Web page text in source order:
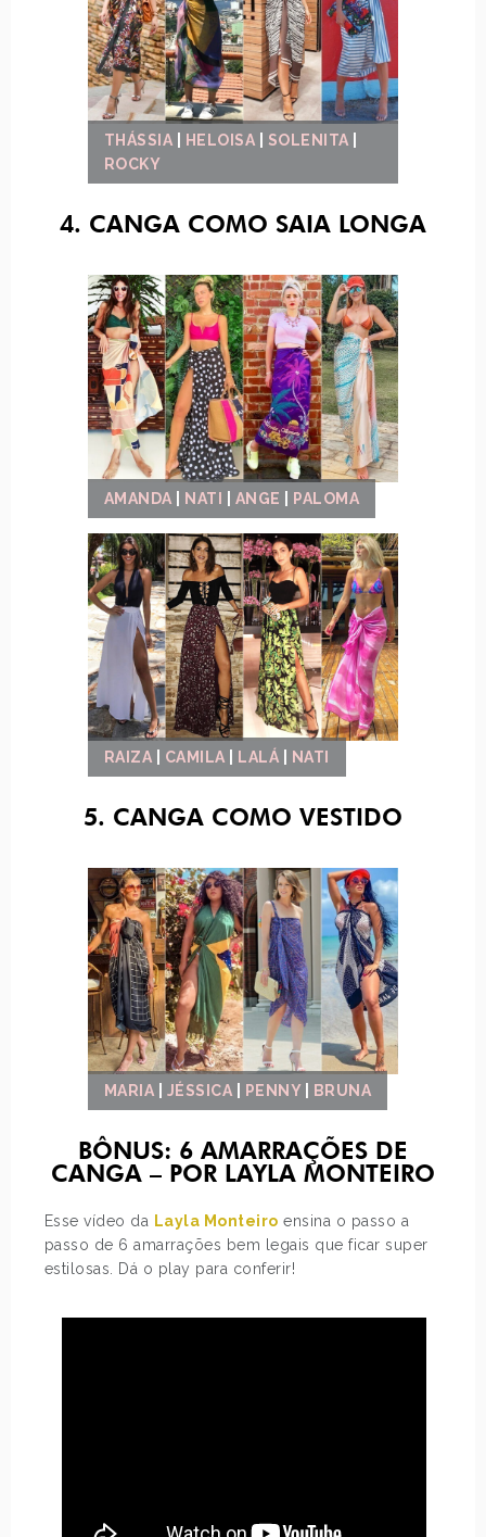
THÁSSIA HELOISA SOLENITA
ROCKY
4. CANGA COMO SAIA LONGA
AMANDA NATI ANGE PALOMA
RAIZA CAMILA LALÁ NATI
5. CANGA COMO VESTIDO
MARIA JÉSSICA PENNY| BRUNA
BÔNUS: 6 AMARRAÇÕES DE
CANGA – POR LAYLA MONTEIRO
Esse vídeo da Layla Monteiro ensina o passo a
passo de 6 amarrações bem legais que ficar super
estilosas. Dá o play para conferir!